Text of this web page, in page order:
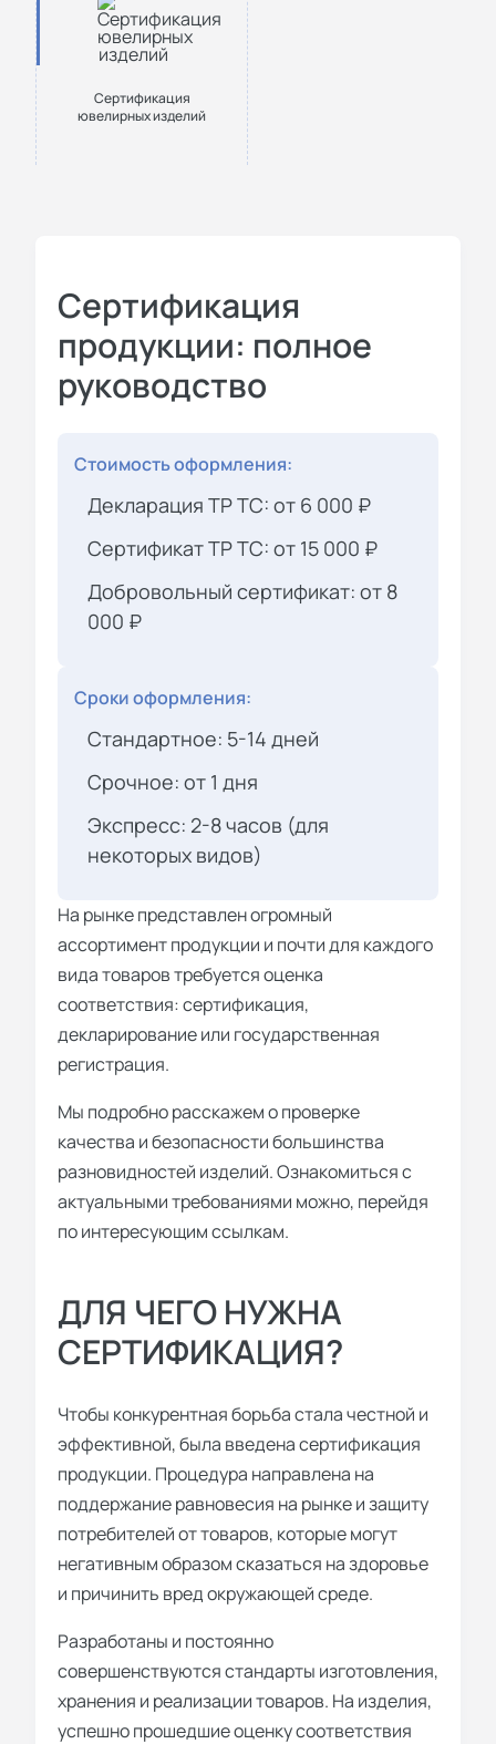
Сертификация
ювелирных изделий
Сертификация
продукции: полное
руководство
Стоимость оформления:
Декларация ТР ТС: от 6 000 ₽
Сертификат ТР ТС: от 15 000 ₽
Добровольный сертификат: от 8
000 ₽
Сроки оформления:
Стандартное: 5-14 дней
Срочное: от 1 дня
Экспресс: 2-8 часов (для
некоторых видов)
На рынке представлен огромный
ассортимент продукции и почти для каждого
вида товаров требуется оценка
соответствия: сертификация,
декларирование или государственная
регистрация.
Мы подробно расскажем о проверке
качества и безопасности большинства
разновидностей изделий. Ознакомиться с
актуальными требованиями можно, перейдя
по интересующим ссылкам.
ДЛЯ ЧЕГО НУЖНА
СЕРТИФИКАЦИЯ?
Чтобы конкурентная борьба стала честной и
эффективной, была введена сертификация
продукции. Процедура направлена на
поддержание равновесия на рынке и защиту
потребителей от товаров, которые могут
негативным образом сказаться на здоровье
и причинить вред окружающей среде.
Разработаны и постоянно
совершенствуются стандарты изготовления,
хранения и реализации товаров. На изделия,
успешно прошедшие оценку соответствия